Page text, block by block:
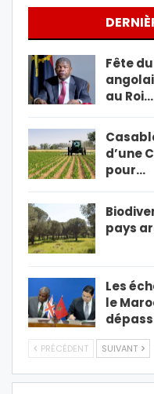
Fête
au Roi…
d’une
pour…
pays
Les
le
PRÉCÉDENT SUIVANT